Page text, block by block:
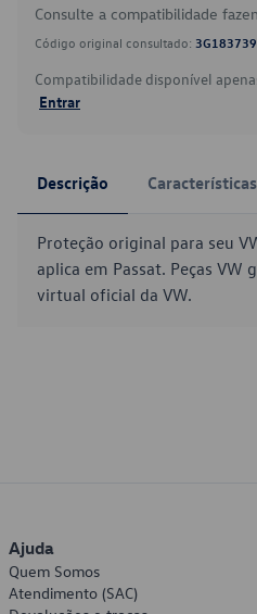
Consulte a compatibilidade
Código original consultado:
Compatibilidade disponível
Entrar
Descrição Características
Proteção original para seu
aplica em Passat. Peças VW
virtual oficial da VW.
Ajuda
Quem Somos
Atendimento (SAC)